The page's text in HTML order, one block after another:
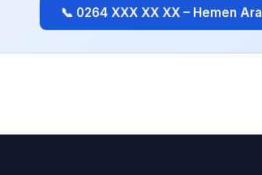
📞 0264 XXX XX XX – Hemen Ara